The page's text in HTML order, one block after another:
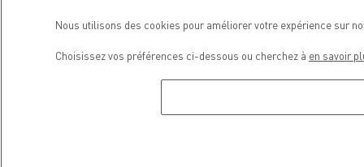
Nous utilisons des cookies pour améliorer votre expérience sur
Choisissez vos préférences ci-dessous ou cherchez à en savoir